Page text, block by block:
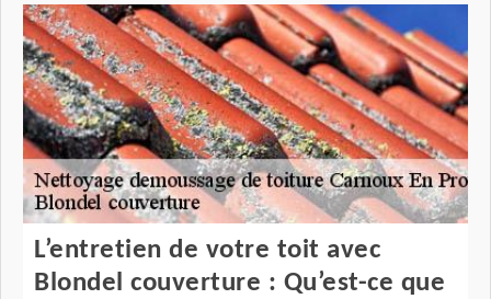
L’entretien de votre toit avec
Blondel couverture : Qu’est-ce que